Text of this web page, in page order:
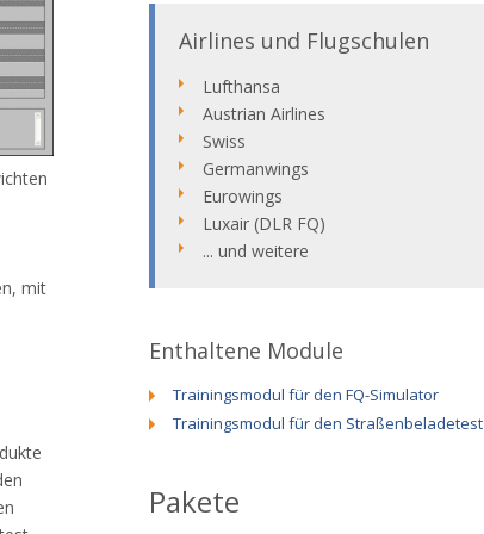
mit
Airlines und Flugschulen
Lufthansa
Austrian Airlines
Swiss
Germanwings
Eurowings
Luxair (DLR FQ)
... und weitere
Enthaltene Module
Trainingsmodul für den FQ-Simulator
Trainingsmodul für den Straßenbeladetest
Pakete